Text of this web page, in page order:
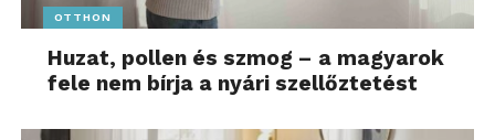
OTTHON
Huzat, pollen és szmog – a magyarok
fele nem bírja a nyári szellőztetést